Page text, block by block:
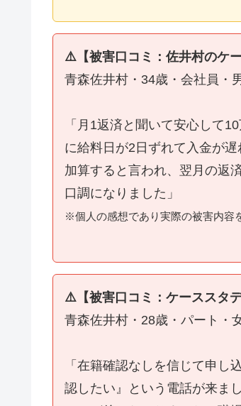
⚠️【被害口コミ：佐井村のケー
青森佐井村・34歳・会社員・
「月1返済と聞いて安心して
に給料日が2日ずれて入金が
加算すると言われ、翌月の返
口調になりました」
※個人の感想であり実際の被害内容
⚠️【被害口コミ：ケーススタデ
青森佐井村・28歳・パート・
「在籍確認なしを信じて申
認したい』という電話が来ま